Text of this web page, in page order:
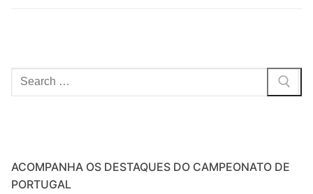
Pesquisar
por:
ACOMPANHA OS DESTAQUES DO CAMPEONATO DE
PORTUGAL